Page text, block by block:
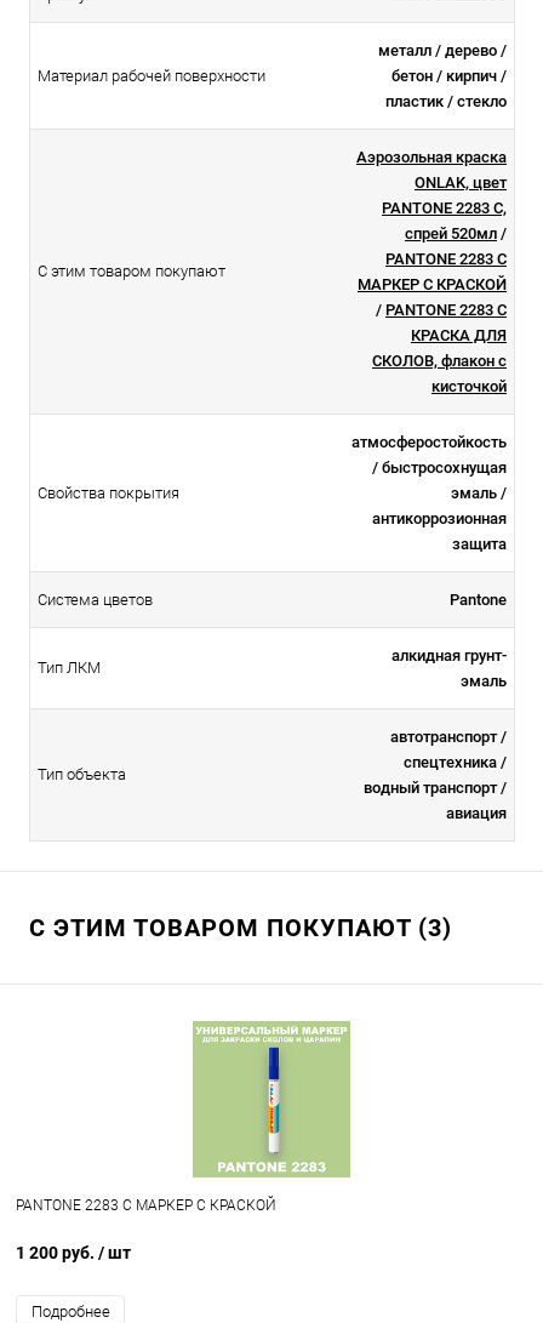
Материал рабочей поверхности
металл / дерево /
бетон / кирпич /
пластик / стекло
С этим товаром покупают
Аэрозольная краска
ONLAK, цвет
PANTONE 2283 C,
спрей 520мл /
PANTONE 2283 C
МАРКЕР С КРАСКОЙ
/ PANTONE 2283 C
КРАСКА ДЛЯ
СКОЛОВ, флакон с
кисточкой
Свойства покрытия
атмосферостойкоcть
/ быстросохнущая
эмаль /
антикоррозионная
защита
Система цветов Pantone
Тип ЛКМ
алкидная грунт-
эмаль
Тип объекта
автотранспорт /
спецтехника /
водный транспорт /
авиация
С ЭТИМ ТОВАРОМ ПОКУПАЮТ (3)
PANTONE 2283 C МАРКЕР С КРАСКОЙ
1 200 руб. / шт
Подробнее